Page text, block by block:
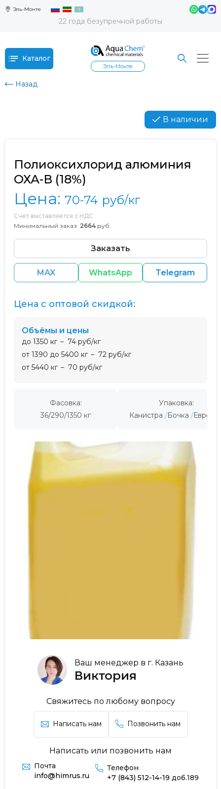
Эль-Монте
22 года безупречной работы
Каталог
Эль-Монте
Назад
В наличии
Ваш менеджер в г. Казань
Виктория
Свяжитесь по любому вопросу
Написать нам Позвонить нам
Написать или позвонить нам
Почта
info@himrus.ru
Телефон
+7 (843) 512-14-19 доб.189
Полиоксихлорид алюминия
ОХА-В (18%)
Цена: 70-74 руб/кг
Счет выставляется с НДС
Минимальный заказ: 2664 руб.
Заказать
MAX WhatsApp Telegram
Фасовка:
36/290/1350 кг
Упаковка:
Канистра
Бочка
Цена с оптовой скидкой:
Объёмы и цены
до 1350 кг
74 руб/кг
от 1390 до 5400 кг
72 руб/кг
от 5440 кг
70 руб/кг